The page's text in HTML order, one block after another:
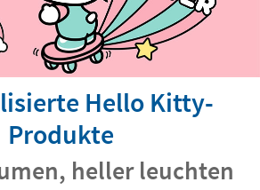
Hello Kitty-
Produkte
heller leuchten